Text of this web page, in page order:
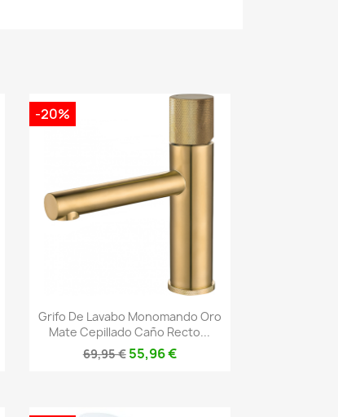
Vista rápida
Grifo De Lavabo Monomando Oro
Mate Cepillado Caño Recto...
69,95 € 55,96 €
-20%